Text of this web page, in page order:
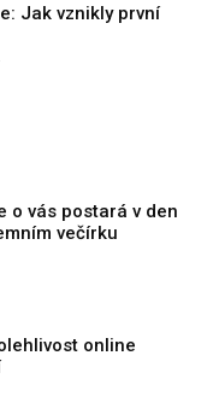
Jak vznikly první
o vás postará v den
večírku
online